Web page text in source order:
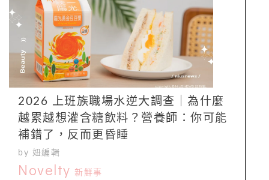
2026 上班族職場水逆大調查｜為什麼
越累越想灌含糖飲料？營養師：你可能
補錯了，反而更昏睡
by 妞編輯
Novelty 新鮮事